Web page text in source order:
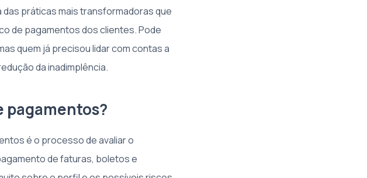
práticas mais transformadoras que
de pagamentos dos clientes. Pode
quem já precisou lidar com contas a
da inadimplência.
pagamentos?
é o processo de avaliar o
de faturas, boletos e